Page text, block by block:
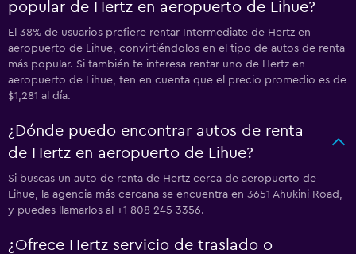
popular de Hertz en aeropuerto de Lihue?
El 38% de usuarios prefiere rentar Intermediate de Hertz en
aeropuerto de Lihue, convirtiéndolos en el tipo de autos de renta
más popular. Si también te interesa rentar uno de Hertz en
aeropuerto de Lihue, ten en cuenta que el precio promedio es de
$1,281 al día.
¿Dónde puedo encontrar autos de renta
de Hertz en aeropuerto de Lihue?
Si buscas un auto de renta de Hertz cerca de aeropuerto de
Lihue, la agencia más cercana se encuentra en 3651 Ahukini Road,
y puedes llamarlos al +1 808 245 3356.
¿Ofrece Hertz servicio de traslado o